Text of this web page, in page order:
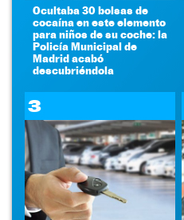
Ocultaba 30 bolsas de
cocaína en este elemento
para niños de su coche: la
Policía Municipal de
Madrid acabó
descubriéndola
3